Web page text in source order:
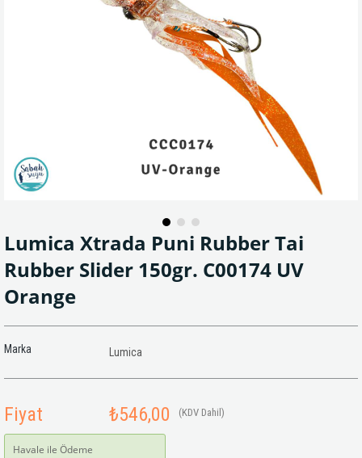
Lumica Xtrada Puni Rubber Tai
Rubber Slider 150gr. C00174 UV
Orange
Marka Lumica
Fiyat ₺546,00 (KDV Dahil)
Havale ile Ödeme